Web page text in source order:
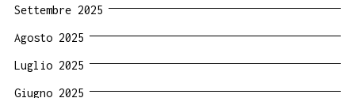
Settembre 2025
Agosto 2025
Luglio 2025
Giugno 2025